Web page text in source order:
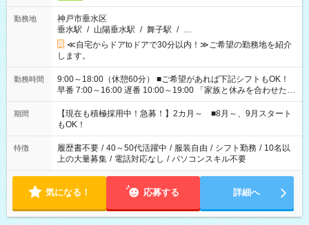
勤務地
神戸市垂水区
垂水駅 / 山陽垂水駅 / 舞子駅 / …
≪自宅からドアtoドアで30分以内！≫ご希望の勤務地を紹介
します。
勤務時間
9:00～18:00（休憩60分） ■ご希望があれば下記シフトもOK！
早番 7:00～16:00 遅番 10:00～19:00 「家族と休みを合わせた
い」 「余裕を持って夕飯の準備がしたい」 「できれば残業はし
たくない」 など、ご希望を教えてくださいね。 ※Wワーク希望
の方へ 今ご覧のお仕事で希望する勤務時間と、もう1つのお仕事
の勤務時間。 合計で週40時間を超える場合は応募できません。
期間
【現在も積極採用中！急募！】2カ月～ ■8月～、9月スタート
もOK！
特徴 履歴書不要 / 40～50代活躍中 / 服装自由 / シフト勤務 / 10名以
上の大量募集 / 電話対応なし / パソコンスキル不要
気になる！ 応募する 詳細へ